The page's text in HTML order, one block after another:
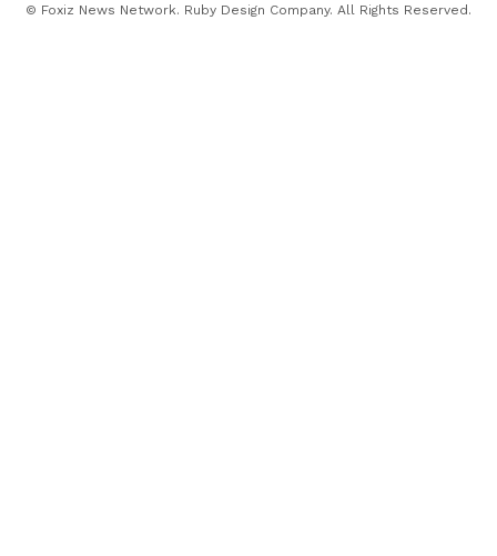
© Foxiz News Network. Ruby Design Company. All Rights Reserved.